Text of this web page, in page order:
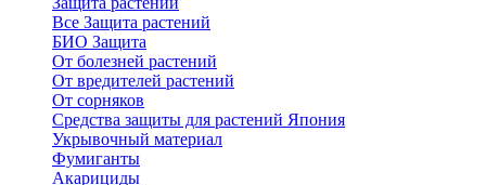
Все Защита растений
БИО Защита
От болезней растений
От вредителей растений
От сорняков
Средства защиты для растений Япония
Укрывочный материал
Фумиганты
Акарициды